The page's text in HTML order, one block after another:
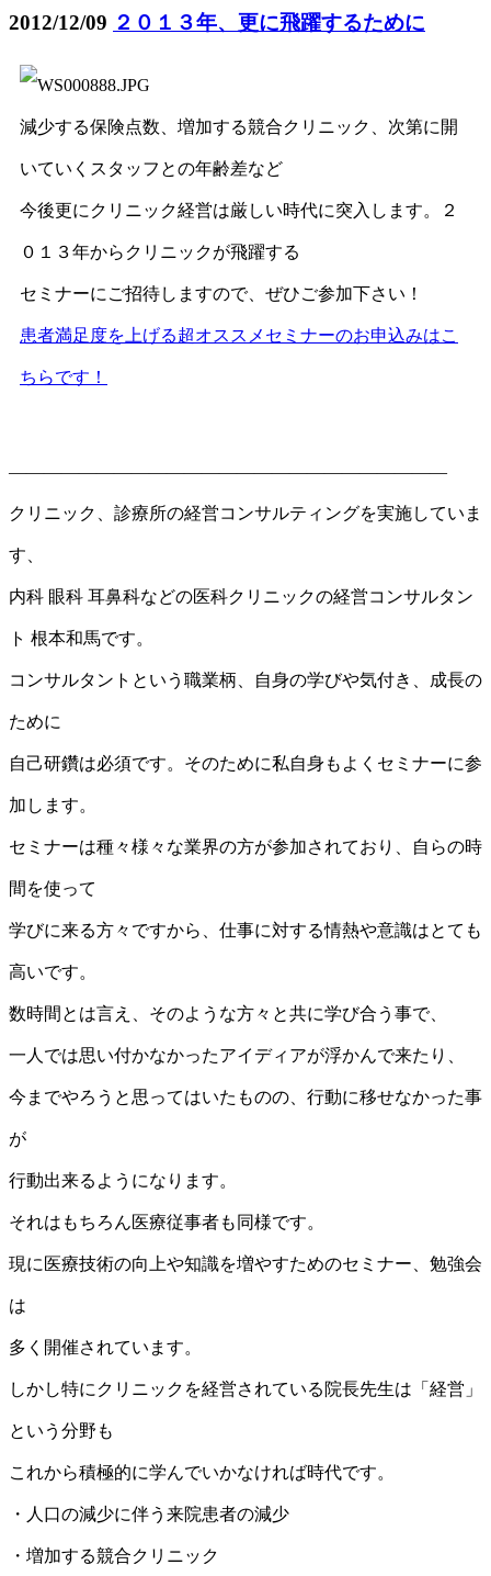
2012/12/09 ２０１３年、更に飛躍するために
減少する保険点数、増加する競合クリニック、次第に開
いていくスタッフとの年齢差など
今後更にクリニック経営は厳しい時代に突入します。２
０１３年からクリニックが飛躍する
セミナーにご招待しますので、ぜひご参加下さい！
患者満足度を上げる超オススメセミナーのお申込みはこ
ちらです！
—————————————————————————
クリニック、診療所の経営コンサルティングを実施していま
す、
内科 眼科 耳鼻科などの医科クリニックの経営コンサルタン
ト 根本和馬です。
コンサルタントという職業柄、自身の学びや気付き、成長の
ために
自己研鑽は必須です。そのために私自身もよくセミナーに参
加します。
セミナーは種々様々な業界の方が参加されており、自らの時
間を使って
学びに来る方々ですから、仕事に対する情熱や意識はとても
高いです。
数時間とは言え、そのような方々と共に学び合う事で、
一人では思い付かなかったアイディアが浮かんで来たり、
今までやろうと思ってはいたものの、行動に移せなかった事
が
行動出来るようになります。
それはもちろん医療従事者も同様です。
現に医療技術の向上や知識を増やすためのセミナー、勉強会
は
多く開催されています。
しかし特にクリニックを経営されている院長先生は「経営」
という分野も
これから積極的に学んでいかなければ時代です。
・人口の減少に伴う来院患者の減少
・増加する競合クリニック